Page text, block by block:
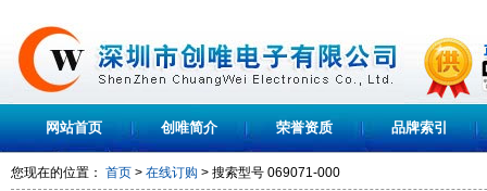
网站首页 创唯简介 荣誉资质 品牌索引
您现在的位置： 首页 > 在线订购 > 搜索型号 069071-000